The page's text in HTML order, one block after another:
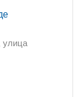
улица